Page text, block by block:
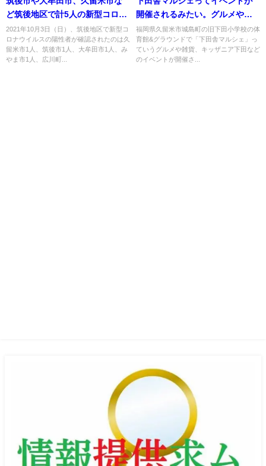
ど筑後地区で計5人の新型コロナ
感染者 県内45人【10月3日】
2021年10月3日（日）、筑後地区で新型コ
ロナウイルスの陽性者が確認されたのは久
留米市1人、筑後市1人、大牟田市1人、み
やま市1人、広川町...
開催されるみたい。グルメや雑
貨、キッザニア下田など！10月
23日（久留米市城島町）
福岡県久留米市城島町の旧下田小学校の体
育館&グラウンドで「下田舎マルシェ」っ
ていうグルメや雑貨、キッザニア下田など
のイベントが開催さ...